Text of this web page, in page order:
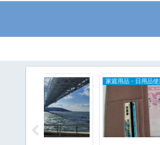
家庭用品・日用品使用レポ